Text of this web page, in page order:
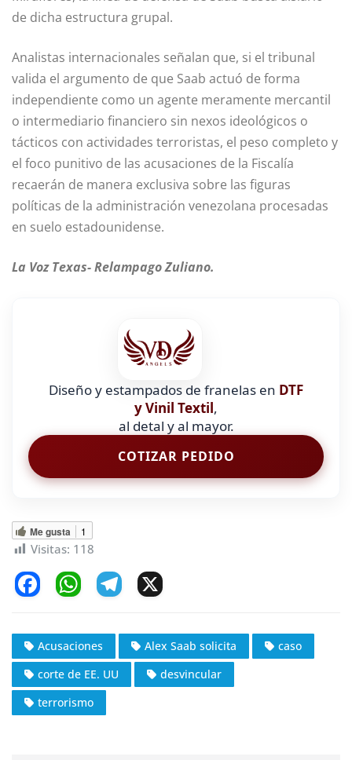
de dicha estructura grupal.
Analistas internacionales señalan que, si el tribunal
valida el argumento de que Saab actuó de forma
independiente como un agente meramente mercantil
o intermediario financiero sin nexos ideológicos o
tácticos con actividades terroristas, el peso completo y
el foco punitivo de las acusaciones de la Fiscalía
recaerán de manera exclusiva sobre las figuras
políticas de la administración venezolana procesadas
en suelo estadounidense.
La Voz Texas- Relampago Zuliano.
Diseño y estampados de franelas en DTF
y Vinil Textil,
al detal y al mayor.
COTIZAR PEDIDO
Me gusta 1
Visitas: 118
c
e
b
o
W
at
s
A
p
e
gr
a
Acusaciones Alex Saab solicita
caso
corte de EE. UU
desvincular
terrorismo